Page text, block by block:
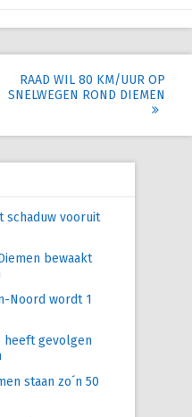
RAAD WIL 80 KM/UUR OP
SNELWEGEN ROND DIEMEN
schaduw vooruit
bewaakt
Noord wordt 1
heeft gevolgen
staan zo´n 50